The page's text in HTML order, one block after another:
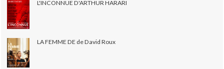
L'INCONNUE D'ARTHUR HARARI
LA FEMME DE de David Roux